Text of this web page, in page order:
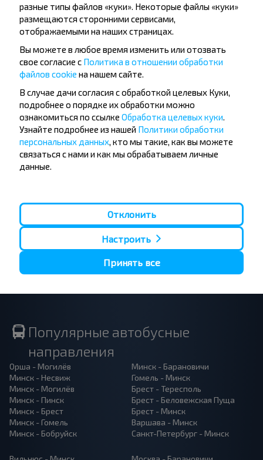
Хотите
путешествовать
дешевле?
Не пропусти специальные акции, скидки и
другие интересные предложения INFOBUS.
Подпишись на получение новостей и
путешествуй с нами дешевле!
Подписаться
Популярные автобусные
направления
Орша - Могилёв
Минск - Несвиж
Минск - Могилёв
Минск - Пинск
Минск - Брест
Минск - Гомель
Минск - Бобруйск
Минск - Барановичи
Гомель - Минск
Брест - Тересполь
Брест - Беловежская Пуща
Брест - Минск
Варшава - Минск
Санкт-Петербург - Минск
разные типы файлов «куки». Некоторые файлы «куки»
размещаются сторонними сервисами,
отображаемыми на наших страницах.
Вы можете в любое время изменить или отозвать
свое согласие с Политика в отношении обработки
файлов cookie на нашем сайте.
В случае дачи согласия с обработкой целевых Куки,
подробнее о порядке их обработки можно
ознакомиться по ссылке Обработка целевых куки.
Узнайте подробнее из нашей Политики обработки
персональных данных, кто мы такие, как вы можете
связаться с нами и как мы обрабатываем личные
данные.
Отклонить
Настроить
Принять все